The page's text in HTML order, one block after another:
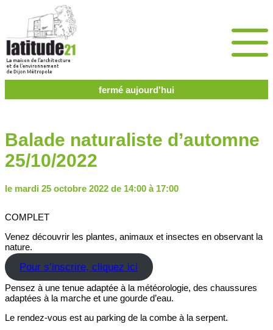
fermé aujourd'hui
Balade naturaliste d’automne
25/10/2022
le mardi 25 octobre 2022 de 14:00 à 17:00
COMPLET
Venez découvrir les plantes, animaux et insectes en observant la
nature.
Pour s’inscrire, cliquez ici
Pensez à une tenue adaptée à la météorologie, des chaussures
adaptées à la marche et une gourde d’eau.
Le rendez-vous est au parking de la combe à la serpent.